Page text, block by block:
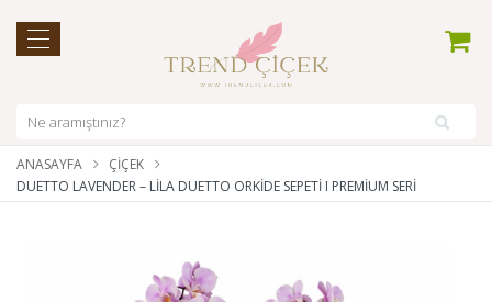
ANASAYFA
ÇIÇEK
DUETTO LAVENDER – LILA DUETTO ORKIDE SEPETI I PREMIUM SERI